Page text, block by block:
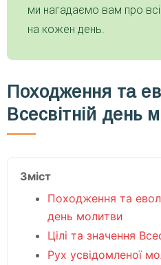
ми нагадаємо вам про всі
на кожен день.
Походження та
Всесвітній день
Зміст
Походження та
день молитви
Цілі та значення
Рух усвідомленої